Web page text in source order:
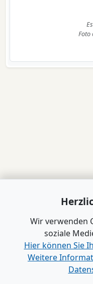
Foto
Wir verwenden
soziale
Hier können Sie
Weitere